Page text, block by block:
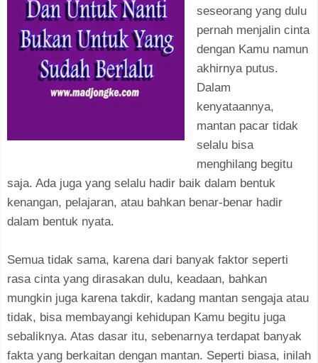
seseorang yang dulu
pernah menjalin cinta
dengan Kamu namun
akhirnya putus.
Dalam
kenyataannya,
mantan pacar tidak
selalu bisa
menghilang begitu
saja. Ada juga yang selalu hadir baik dalam bentuk
kenangan, pelajaran, atau bahkan benar-benar hadir
dalam bentuk nyata.
Semua tidak sama, karena dari banyak faktor seperti
rasa cinta yang dirasakan dulu, keadaan, bahkan
mungkin juga karena takdir, kadang mantan sengaja atau
tidak, bisa membayangi kehidupan Kamu begitu juga
sebaliknya. Atas dasar itu, sebenarnya terdapat banyak
fakta yang berkaitan dengan mantan. Seperti biasa, inilah